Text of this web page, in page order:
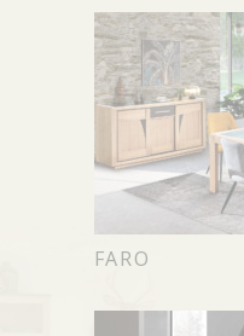
FARO